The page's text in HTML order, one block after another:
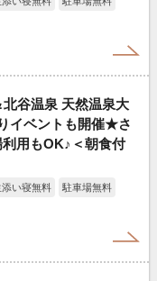
北谷温泉 天然温泉大
イベントも開催★さ
用もOK♪＜朝食付
い寝無料
駐車場無料